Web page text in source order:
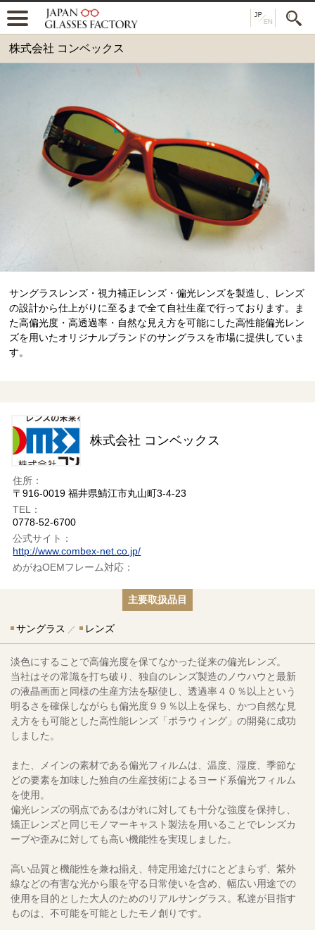
株式会社 コンベックス
サングラスレンズ・視力補正レンズ・偏光レンズを製造し、レンズ
の設計から仕上がりに至るまで全て自社生産で行っております。ま
た高偏光度・高透過率・自然な見え方を可能にした高性能偏光レン
ズを用いたオリジナルブランドのサングラスを市場に提供していま
す。
株式会社 コンベックス
住所：
〒916-0019 福井県鯖江市丸山町3-4-23
TEL：
0778-52-6700
公式サイト：
http://www.combex-net.co.jp/
めがねOEMフレーム対応：
主要取扱品目
サングラス レンズ
淡色にすることで高偏光度を保てなかった従来の偏光レンズ。
当社はその常識を打ち破り、独自のレンズ製造のノウハウと最新
の液晶画面と同様の生産方法を駆使し、透過率４０％以上という
明るさを確保しながらも偏光度９９％以上を保ち、かつ自然な見
え方をも可能とした高性能レンズ「ポラウィング」の開発に成功
しました。
また、メインの素材である偏光フィルムは、温度、湿度、季節な
どの要素を加味した独自の生産技術によるヨード系偏光フィルム
を使用。
偏光レンズの弱点であるはがれに対しても十分な強度を保持し、
矯正レンズと同じモノマーキャスト製法を用いることでレンズカ
ーブや歪みに対しても高い機能性を実現しました。
高い品質と機能性を兼ね揃え、特定用途だけにとどまらず、紫外
線などの有害な光から眼を守る日常使いを含め、幅広い用途での
使用を目的とした大人のためのリアルサングラス。私達が目指す
ものは、不可能を可能としたモノ創りです。